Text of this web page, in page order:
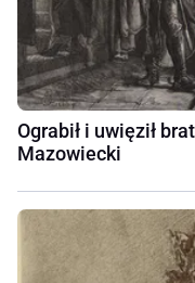
Ograbił i uwięził
Mazowiecki